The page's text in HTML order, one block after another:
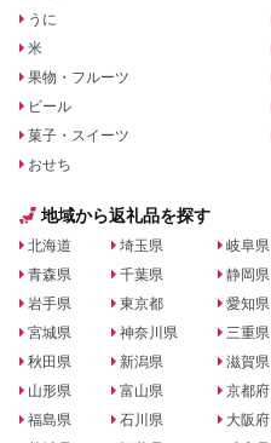
うに
米
果物・フルーツ
ビール
菓子・スイーツ
おせち
地域から返礼品を探す
北海道
青森県
岩手県
宮城県
秋田県
山形県
福島県
埼玉県
千葉県
東京都
神奈川県
新潟県
富山県
石川県
岐阜県
静岡県
愛知県
三重県
滋賀県
京都府
大阪府